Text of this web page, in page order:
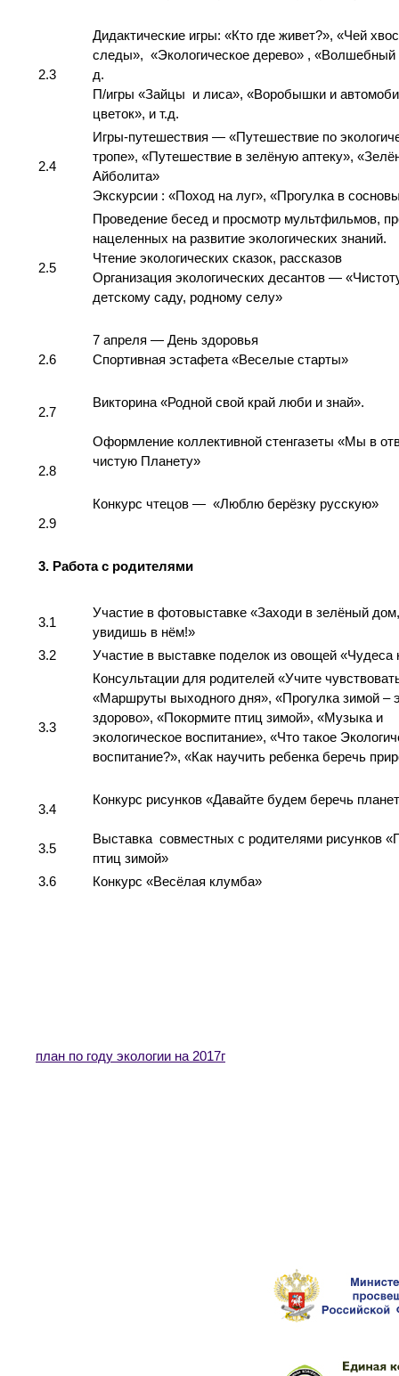
2.3
Дидактические игры: «Кто где живет?», «Чей
следы», «Экологическое дерево» , «Волшебный
д.
П/игры «Зайцы и лиса», «Воробышки и
цветок», и т.д.
2.4
Игры-путешествия — «Путешествие по
тропе», «Путешествие в зелёную аптеку»,
Айболита»
Экскурсии : «Поход на луг», «Прогулка в
2.5
Проведение бесед и просмотр мультфильмов,
нацеленных на развитие экологических знаний.
Чтение экологических сказок, рассказов
Организация экологических десантов —
детскому саду, родному селу»
2.6
7 апреля — День здоровья
Спортивная эстафета «Веселые старты»
2.7
2.8
Викторина «Родной свой край люби и знай».
Оформление коллективной стенгазеты «Мы в
чистую Планету»
2.9
Конкурс чтецов — «Люблю берёзку русскую»
3. Работа с родителями
3.1
Участие в фотовыставке «Заходи в зелёный
увидишь в нём!»
3.2
Участие в выставке поделок из овощей «Чудеса
3.3
Консультации для родителей «Учите
«Маршруты выходного дня», «Прогулка зимой –
здорово», «Покормите птиц зимой», «Музыка и
экологическое воспитание», «Что такое
воспитание?», «Как научить ребенка беречь
3.4
3.5
Конкурс рисунков «Давайте будем беречь
Выставка совместных с родителями рисунков
птиц зимой»
3.6
Конкурс «Весёлая клумба»
план по году экологии на 2017г